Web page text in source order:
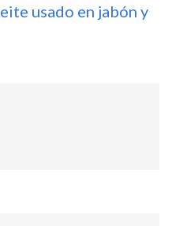
usado en jabón y